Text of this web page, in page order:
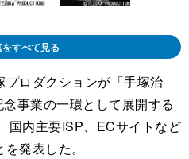
をすべて見る
ロダクションが「手塚治
事業の一環として展開する
国内主要ISP、ECサイトなど
発表した。